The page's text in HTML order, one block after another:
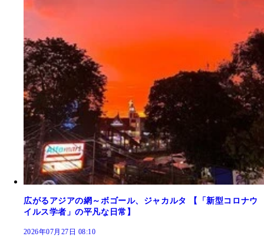
広がるアジアの網～ボゴール、ジャカルタ 【「新型コロナウ
イルス学者」の平凡な日常】
2026年07月27日 08:10